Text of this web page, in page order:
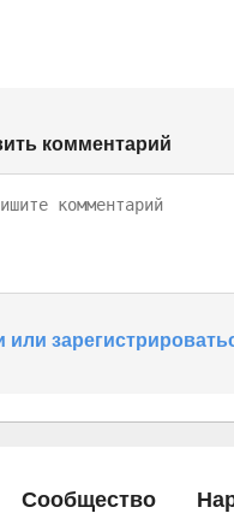
комментарий
или
Сообщество